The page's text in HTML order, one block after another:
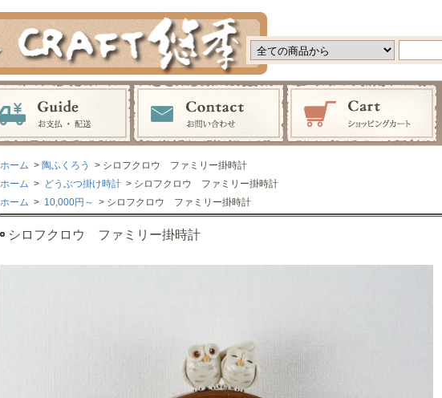
ホーム > 陶ふくろう
> シロフクロウ ファミリー掛時計
ホーム > どうぶつ掛け時計 > シロフクロウ ファミリー掛時計
ホーム > 10,000円～ > シロフクロウ ファミリー掛時計
シロフクロウ ファミリー掛時計